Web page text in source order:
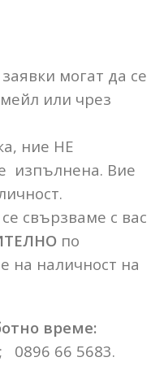
могат да се
или чрез
ние НЕ
изпълнена. Вие
свързваме с вас
по
на наличност на
време:
66 5683.